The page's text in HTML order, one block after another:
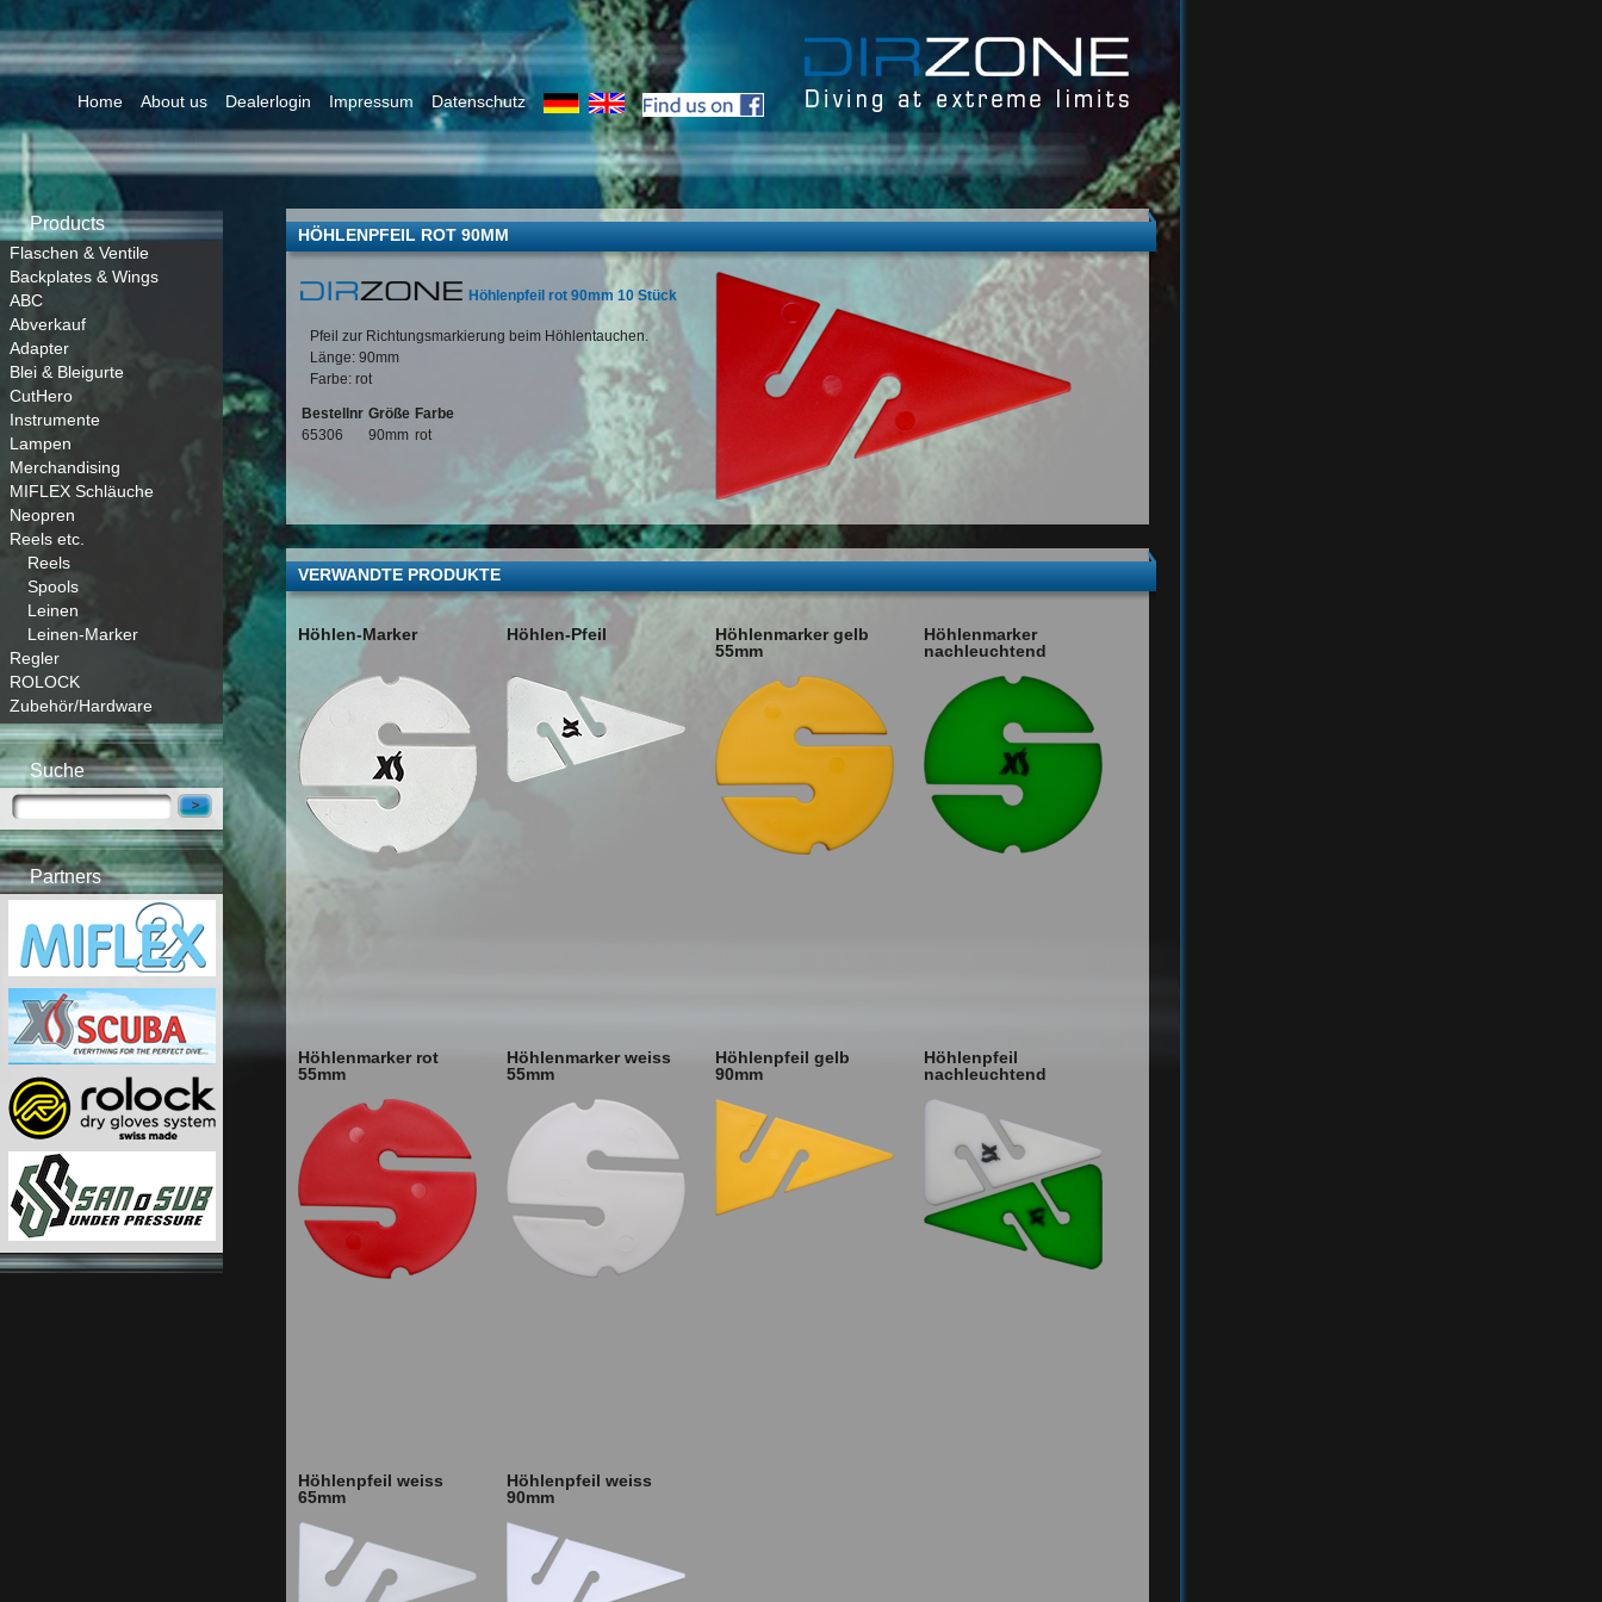
Home About us Dealerlogin Impressum Datenschutz
Products
Flaschen & Ventile
Backplates & Wings
ABC
Abverkauf
Adapter
Blei & Bleigurte
CutHero
Instrumente
Lampen
Merchandising
MIFLEX Schläuche
Neopren
Reels etc.
Reels
Spools
Leinen
Leinen-Marker
Regler
ROLOCK
Zubehör/Hardware
Suche
Partners
HÖHLENPFEIL ROT 90MM
Höhlenpfeil rot 90mm 10 Stück
Pfeil zur Richtungsmarkierung beim Höhlentauchen.
Länge: 90mm
Farbe: rot
Bestellnr Größe Farbe
65306
90mm rot
VERWANDTE PRODUKTE
Höhlen-Marker Höhlen-Pfeil
Höhlenmarker gelb
55mm
Höhlenmarker
nachleuchtend
Höhlenmarker rot
55mm
Höhlenmarker weiss
55mm
Höhlenpfeil gelb
90mm
Höhlenpfeil
nachleuchtend
Höhlenpfeil weiss
65mm
Höhlenpfeil weiss
90mm